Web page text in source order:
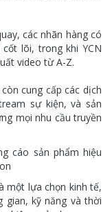
các nhãn hàng có
lõi, trong khi YCN
video từ A-Z.
cung cấp các dịch
sự kiện, và sản
mọi nhu cầu truyền
một lựa chọn kinh tế,
gian, kỹ năng và thời